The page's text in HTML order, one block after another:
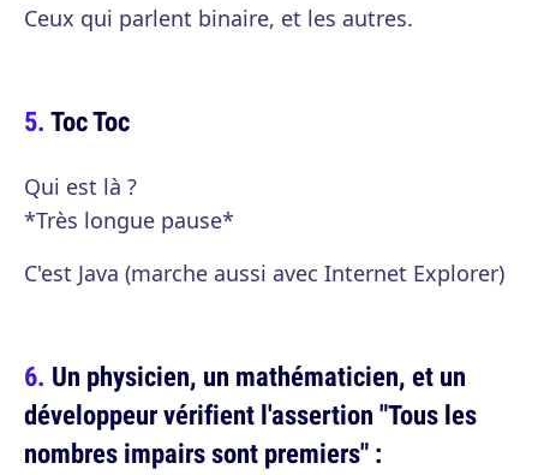
Ceux qui parlent binaire, et les autres.
Toc Toc
Qui est là ?
*Très longue pause*
C'est Java (marche aussi avec Internet Explorer)
Un physicien, un mathématicien, et un
développeur vérifient l'assertion "Tous les
nombres impairs sont premiers" :